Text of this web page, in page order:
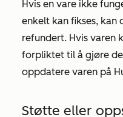
Hvis en vare ikke
enkelt kan fikses, kan
refundert. Hvis varen
forpliktet til å gjøre
oppdatere varen på
Støtte eller